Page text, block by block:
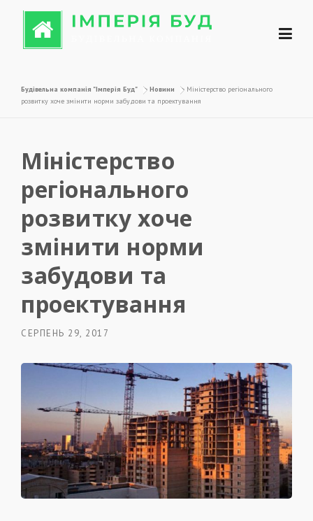
Перейти до вмісту
Будівельна компанія "Імперія Буд" > Новини > Міністерство регіонального
розвитку хоче змінити норми забудови та проектування
Міністерство
регіонального
розвитку хоче
змінити норми
забудови та
проектування
СЕРПЕНЬ 29, 2017